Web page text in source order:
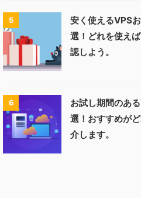
5
安く使えるVPS
選！どれを使え
認しよう。
6
お試し期間のあ
選！おすすめが
介します。